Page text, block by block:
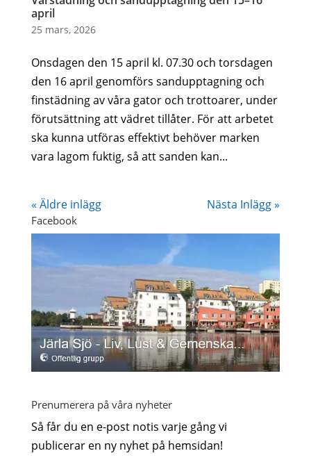
april
25 mars, 2026
Onsdagen den 15 april kl. 07.30 och torsdagen
den 16 april genomförs sandupptagning och
finstädning av våra gator och trottoarer, under
förutsättning att vädret tillåter. För att arbetet
ska kunna utföras effektivt behöver marken
vara lagom fuktig, så att sanden kan...
« Äldre inlägg Nästa Inlägg »
Facebook
Prenumerera på våra nyheter
Så får du en e-post notis varje gång vi
publicerar en ny nyhet på hemsidan!